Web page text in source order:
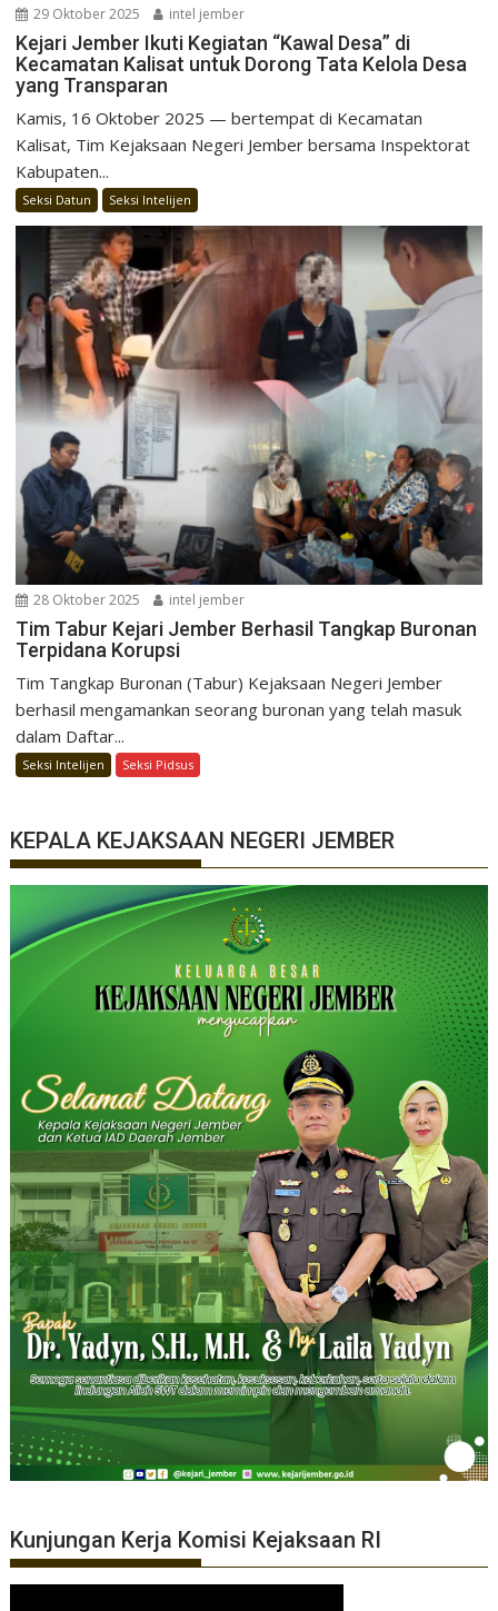
29 Oktober 2025 intel jember
Kejari Jember Ikuti Kegiatan “Kawal Desa” di
Kecamatan Kalisat untuk Dorong Tata Kelola Desa
yang Transparan
Kamis, 16 Oktober 2025 — bertempat di Kecamatan
Kalisat, Tim Kejaksaan Negeri Jember bersama Inspektorat
Kabupaten...
Seksi Datun Seksi Intelijen
28 Oktober 2025 intel jember
Tim Tabur Kejari Jember Berhasil Tangkap Buronan
Terpidana Korupsi
Tim Tangkap Buronan (Tabur) Kejaksaan Negeri Jember
berhasil mengamankan seorang buronan yang telah masuk
dalam Daftar...
Seksi Intelijen Seksi Pidsus
KEPALA KEJAKSAAN NEGERI JEMBER
Kunjungan Kerja Komisi Kejaksaan RI